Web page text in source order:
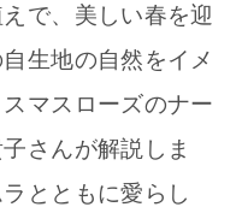
で、美しい春を迎
生地の自然をイメ
マスローズのナー
さんが解説しま
とともに愛らし